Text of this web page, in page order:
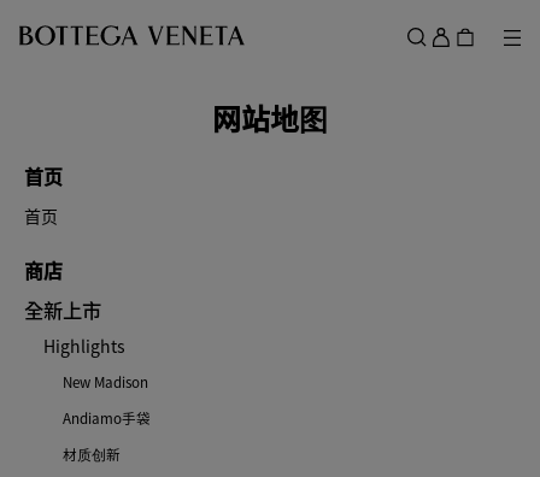
登
录
网站地图
首页
首页
商店
全新上市
Highlights
New Madison
Andiamo手袋
材质创新